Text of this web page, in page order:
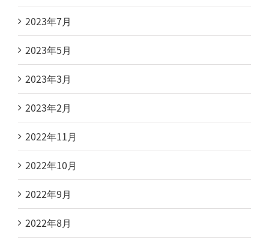
2023年7月
2023年5月
2023年3月
2023年2月
2022年11月
2022年10月
2022年9月
2022年8月